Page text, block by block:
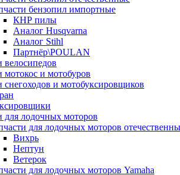
бензопил импортные
КНР пилы
Аналог Husqvarna
Аналог Stihl
Партнёр\POULAN
велосипедов
мотокос и мотобуров
снегоходов и мотобуксировщиков
для лодочных моторов
для лодочных моторов
Вихрь
Нептун
Ветерок
для лодочных моторов Yamaha